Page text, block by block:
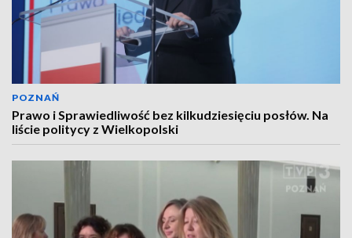
POZNAŃ
Prawo i Sprawiedliwość bez kilkudziesięciu posłów. Na
liście politycy z Wielkopolski